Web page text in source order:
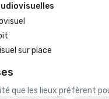
sur place
que les lieux préfèrent